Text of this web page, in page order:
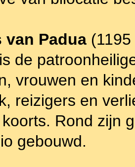
Padua
de
vrouwen en
reizigers en
Rond zijn
gebouwd.